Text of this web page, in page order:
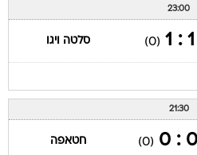
23:00
1 : 1
(0) סלטה ויגו
21:30
0 : 0
(0) חטאפה